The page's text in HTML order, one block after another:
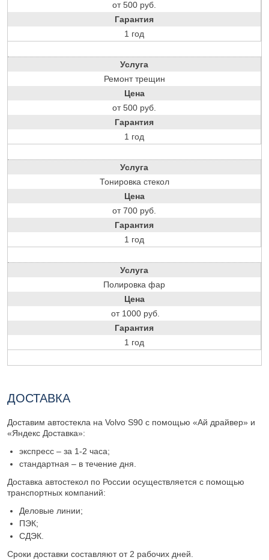
от 500 руб.
Гарантия
1 год
Услуга
Ремонт трещин
Цена
от 500 руб.
Гарантия
1 год
Услуга
Тонировка стекол
Цена
от 700 руб.
Гарантия
1 год
Услуга
Полировка фар
Цена
от 1000 руб.
Гарантия
1 год
ДОСТАВКА
Доставим автостекла на Volvo S90 с помощью «Ай драйвер» и
«Яндекс Доставка»:
экспресс – за 1-2 часа;
стандартная – в течение дня.
Доставка автостекол по России осуществляется с помощью
транспортных компаний:
Деловые линии;
ПЭК;
СДЭК.
Сроки доставки составляют от 2 рабочих дней.